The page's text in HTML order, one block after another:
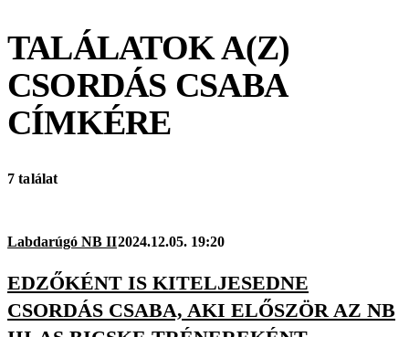
TALÁLATOK A(Z)
CSORDÁS CSABA
CÍMKÉRE
7 találat
Labdarúgó NB II2024.12.05. 19:20
EDZŐKÉNT IS KITELJESEDNE
CSORDÁS CSABA, AKI ELŐSZÖR AZ NB